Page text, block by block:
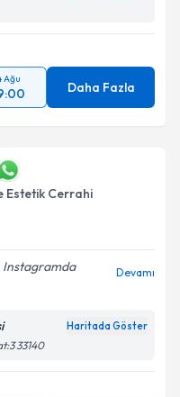
Ağu
Daha Fazla
Estetik Cerrahi
Instagramda
Devamı
Haritada Göster
33140